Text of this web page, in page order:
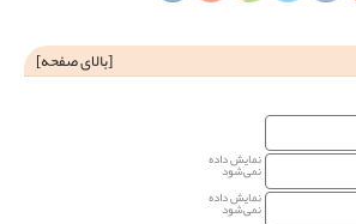
[بالای صفحه]
نمایش داده
نمی‌شود
نمایش داده
نمی‌شود